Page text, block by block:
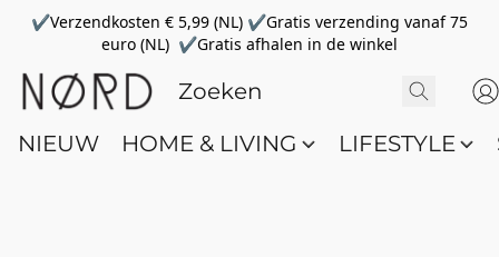
✔Verzendkosten € 5,99 (NL) ✔Gratis verzending vanaf 75
euro (NL) ✔Gratis afhalen in de winkel
NIEUW HOME & LIVING LIFESTYLE